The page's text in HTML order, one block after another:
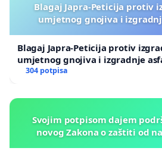
Blagaj Japra-Peticija protiv
umjetnog gnojiva i
Blagaj Japra-Peticija protiv
umjetnog gnojiva i izgradnje
304 potpisa
Svojim potpisom dajem
novog Zakona o zaštiti od